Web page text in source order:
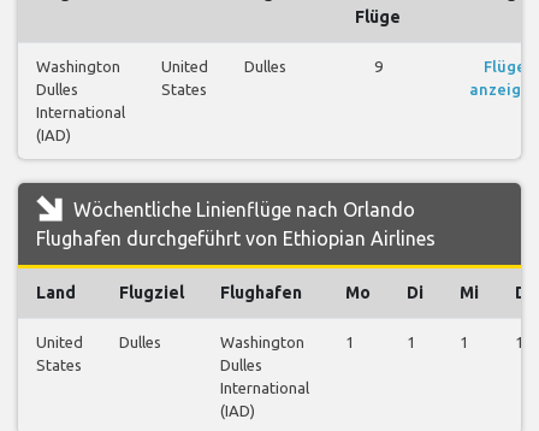
Flüge
Washington
Dulles
International
(IAD)
United
States
Dulles 9
Flüge
anzeigen
Wöchentliche Linienflüge nach Orlando
Flughafen durchgeführt von Ethiopian Airlines
Land Flugziel Flughafen Mo Di Mi Do
United
States
Dulles
Washington
Dulles
International
(IAD)
1 1 1 1